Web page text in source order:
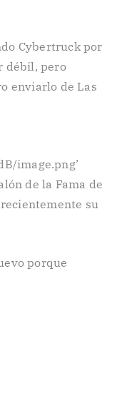
Cybertruck por
débil, pero
enviarlo de Las
image.png’
de la Fama de
su
porque